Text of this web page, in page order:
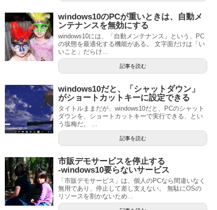
windows10のPCが重いときは、自動メ
ンテナンスを無効にする
windows10には、「自動メンテナンス」という、PC
の状態を最適化する機能がある。 文字面だけは「い
いこと」だらけ...
記事を読む
windows10だと、「シャットダウン」
がショートカットキーに設定できる
タイトルままだが、windows10だと、PCのシャット
ダウンを、ショートカットキーで実行できる、とい
う塩梅だ。 ...
記事を読む
市販デモサービスを停止する
‐windows10要らないサービス
「市販デモサービス」は、個人のPCなら間違いなく
無用であり、停止して差し支えない。 無駄にOSの
リソースを割かないため...